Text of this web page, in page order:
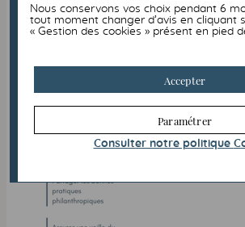
Nous conservons vos choix pendant 6
tout moment changer d’avis en cliquant
« Gestion des cookies » présent en pied
Accepter
Paramétrer
Consulter notre politique